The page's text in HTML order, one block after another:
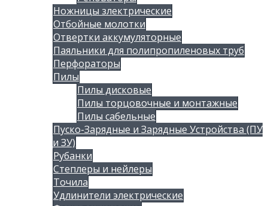
Ножницы злектрические
Отбойные молотки
Отвертки аккумуляторные
Паяльники для полипропиленовых труб
Перфораторы
Пилы
Пилы дисковые
Пилы торцовочные и монтажные
Пилы сабельные
Пуско-Зарядные и Зарядные Устройства (ПУ
и ЗУ)
Рубанки
Степлеры и нейлеры
Точила
Удлинители электрические